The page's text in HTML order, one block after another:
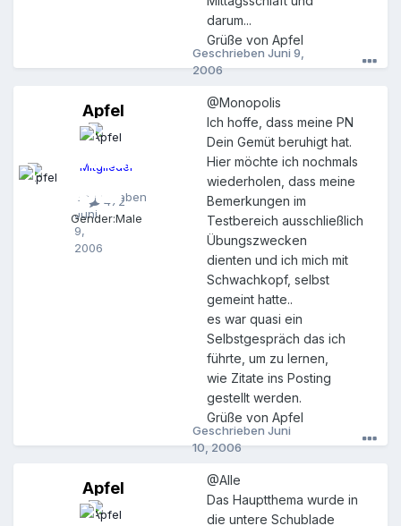
darum...
Grüße von Apfel
A
p
f
Geschrieben
Juni
9,
2006
Apfel
Mitglieder
472
Gender:Male
Geschrieben Juni 9,
2006
@Monopolis
Ich hoffe, dass meine PN
Dein Gemüt beruhigt hat.
Hier möchte ich nochmals
wiederholen, dass meine
Bemerkungen im
Testbereich ausschließlich
Übungszwecken
dienten und ich mich mit
Schwachkopf, selbst
gemeint hatte..
es war quasi ein
Selbstgespräch das ich
führte, um zu lernen,
wie Zitate ins Posting
gestellt werden.
Grüße von Apfel
A
p
f
Apfel
Geschrieben Juni
10, 2006
@Alle
Das Hauptthema wurde in
die untere Schublade